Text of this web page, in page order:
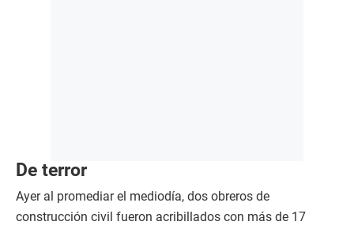
De terror
Ayer al promediar el mediodía, dos obreros de
construcción civil fueron acribillados con más de 17